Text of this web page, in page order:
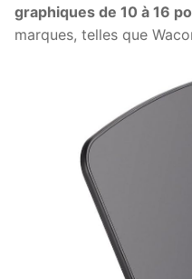
graphiques de 10 à 16
marques, telles que